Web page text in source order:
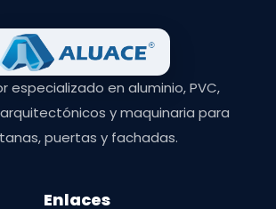
especializado en aluminio, PVC,
y maquinaria para
puertas y fachadas.
Enlaces